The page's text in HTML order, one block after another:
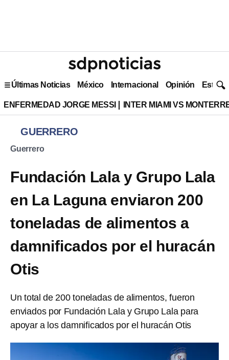
Últimas Noticias México Internacional Opinión Estilo
ENFERMEDAD JORGE MESSI INTER MIAMI VS
GUERRERO
Guerrero
Fundación Lala y Grupo Lala
en La Laguna enviaron 200
toneladas de alimentos a
damnificados por el huracán
Otis
Un total de 200 toneladas de alimentos, fueron
enviados por Fundación Lala y Grupo Lala para
apoyar a los damnificados por el huracán Otis